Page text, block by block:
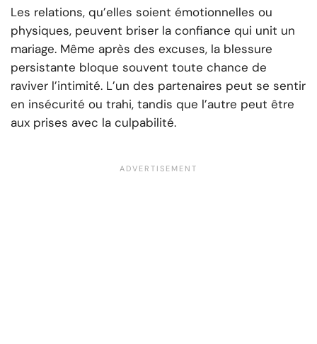
Les relations, qu’elles soient émotionnelles ou
physiques, peuvent briser la confiance qui unit un
mariage. Même après des excuses, la blessure
persistante bloque souvent toute chance de
raviver l’intimité. L’un des partenaires peut se sentir
en insécurité ou trahi, tandis que l’autre peut être
aux prises avec la culpabilité.